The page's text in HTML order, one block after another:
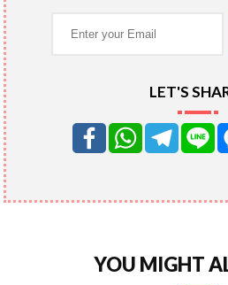
LET'S
YOU MIGHT